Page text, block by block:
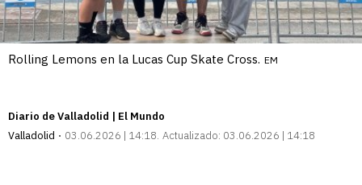
Rolling Lemons en la Lucas Cup Skate Cross. EM
Diario de Valladolid | El Mundo
Valladolid
03.06.2026 | 14:18 Actualizado: 03.06.2026 | 14:18